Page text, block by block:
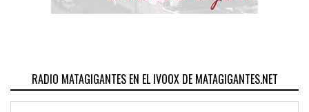
RADIO MATAGIGANTES EN EL IVOOX DE MATAGIGANTES.NET